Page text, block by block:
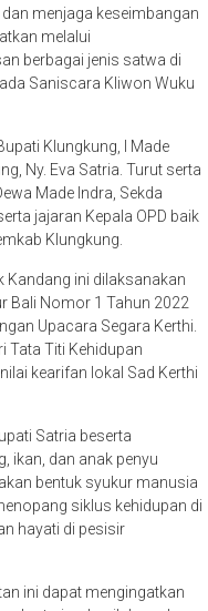
menjaga keseimbangan
melalui
berbagai jenis satwa di
Saniscara Kliwon Wuku
Klungkung, I Made
Ny. Eva Satria. Turut serta
Made Indra, Sekda
jajaran Kepala OPD baik
Klungkung.
Kandang ini dilaksanakan
Bali Nomor 1 Tahun 2022
Upacara Segara Kerthi.
Tata Titi Kehidupan
kearifan lokal Sad Kerthi
Satria beserta
ikan, dan anak penyu
bentuk syukur manusia
siklus kehidupan di
hayati di pesisir
ini dapat mengingatkan